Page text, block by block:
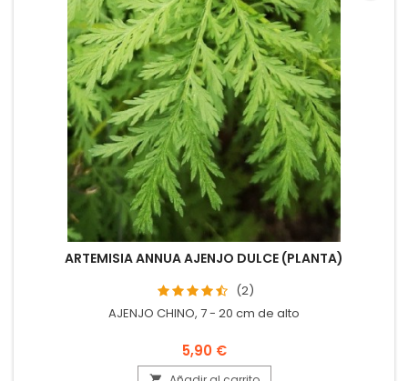
ARTEMISIA ANNUA AJENJO DULCE (PLANTA)
(2)
AJENJO CHINO, 7 - 20 cm de alto
5,90 €